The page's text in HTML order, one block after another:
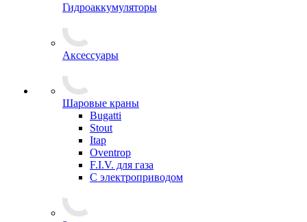
Гидроаккумуляторы
Аксессуары
Шаровые краны
Bugatti
Stout
Itap
Oventrop
F.I.V. для газа
С электроприводом